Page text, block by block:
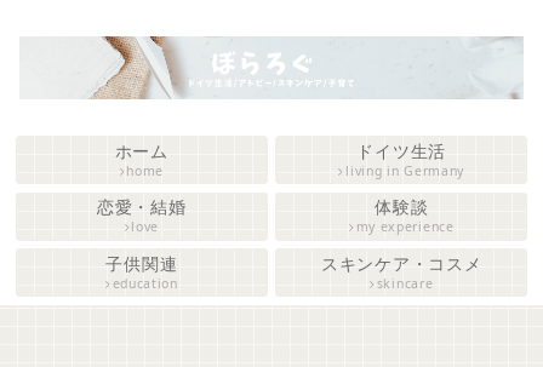
ホーム
home
ドイツ生活
living in Germany
恋愛・結婚
love
体験談
my experience
子供関連
education
スキンケア・コスメ
skincare